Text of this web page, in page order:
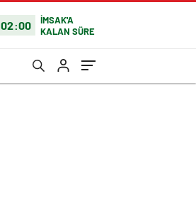
02:00
İMSAK'A
KALAN SÜRE